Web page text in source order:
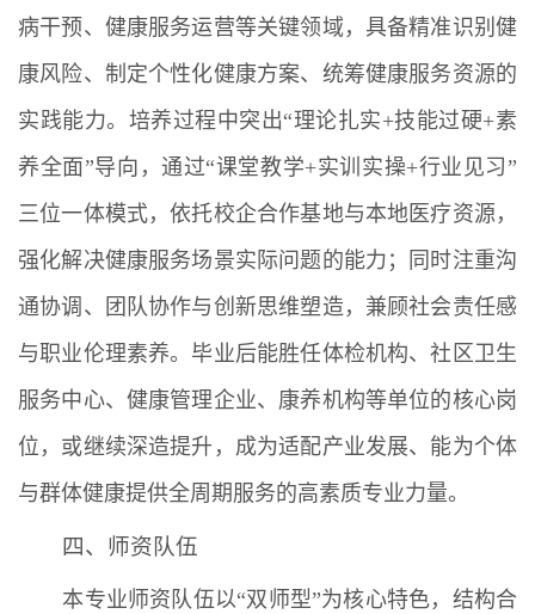
病干预、健康服务运营等关键领域，具备精准识别健
康风险、制定个性化健康方案、统筹健康服务资源的
实践能力。培养过程中突出“理论扎实+技能过硬+素
养全面”导向，通过“课堂教学+实训实操+行业见习”
三位一体模式，依托校企合作基地与本地医疗资源，
强化解决健康服务场景实际问题的能力；同时注重沟
通协调、团队协作与创新思维塑造，兼顾社会责任感
与职业伦理素养。毕业后能胜任体检机构、社区卫生
服务中心、健康管理企业、康养机构等单位的核心岗
位，或继续深造提升，成为适配产业发展、能为个体
与群体健康提供全周期服务的高素质专业力量。
四、师资队伍
本专业师资队伍以“双师型”为核心特色，结构合